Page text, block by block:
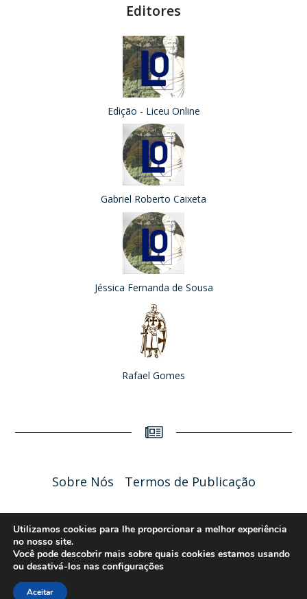
Editores
Edição - Liceu Online
Gabriel Roberto Caixeta
Jéssica Fernanda de Sousa
Rafael Gomes
Sobre Nós Termos de Publicação
Liceu Online 2026 - Política de Privacidade
Utilizamos cookies para lhe proporcionar a melhor experiência
no nosso site.
Você pode descobrir mais sobre quais cookies estamos usando
ou desativá-los nas configurações
Aceitar